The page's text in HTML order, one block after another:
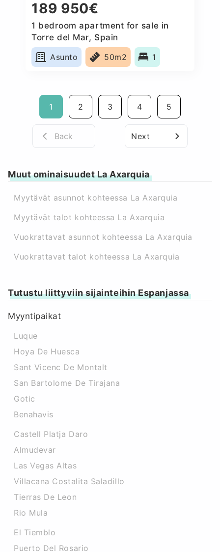
189 950€
1 bedroom apartment for sale in
Torre del Mar, Spain
Asunto
50m2 1
1 2 3 4 5
Back Next
Muut ominaisuudet La Axarquia
Myytävät asunnot kohteessa La Axarquia
Myytävät talot kohteessa La Axarquia
Vuokrattavat asunnot kohteessa La Axarquia
Vuokrattavat talot kohteessa La Axarquia
Tutustu liittyviin sijainteihin Espanjassa
Myyntipaikat
Luque
Hoya De Huesca
Sant Vicenc De Montalt
San Bartolome De Tirajana
Gotic
Benahavis
Castell Platja Daro
Almudevar
Las Vegas Altas
Villacana Costalita Saladillo
Tierras De Leon
Rio Mula
El Tiemblo
Puerto Del Rosario